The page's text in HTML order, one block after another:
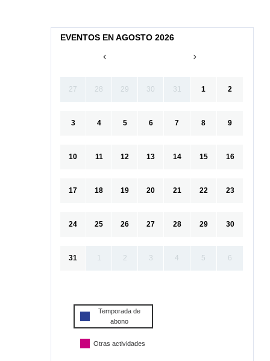
EVENTOS EN AGOSTO 2026
27 28 29 30 31 1 2
3 4 5 6 7 8 9
10 11 12 13 14 15 16
17 18 19 20 21 22 23
24 25 26 27 28 29 30
31 1 2 3 4 5 6
Temporada de
abono
Otras actividades